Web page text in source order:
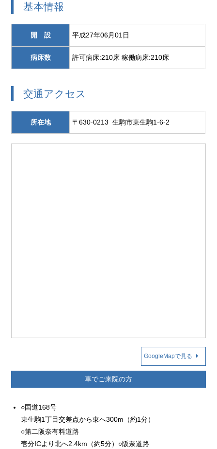
基本情報
開 設 平成27年06月01日
病床数 許可病床:210床 稼働病床:210床
交通アクセス
所在地 〒630-0213 生駒市東生駒1-6-2
GoogleMapで見る
車でご来院の方
○国道168号
東生駒1丁目交差点から東へ300m（約1分）
○第二阪奈有料道路
壱分ICより北へ2.4km（約5分）○阪奈道路